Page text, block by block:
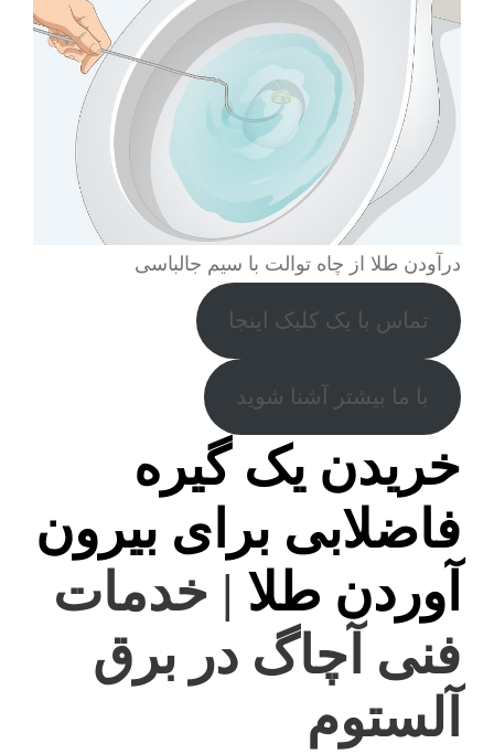
درآودن طلا از چاه توالت با سیم جالباسی
تماس با یک کلیک اینجا
با ما بیشتر آشنا شوید
خریدن یک گیره
فاضلابی برای بیرون
آوردن طلا | خدمات
فنی آچاگ در برق
آلستوم